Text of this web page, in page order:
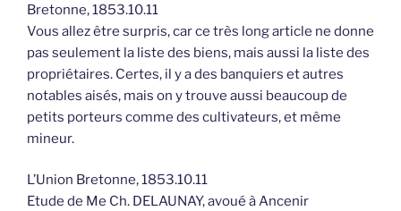
Bretonne, 1853.10.11
Vous allez être surpris, car ce très long article ne donne
pas seulement la liste des biens, mais aussi la liste des
propriétaires. Certes, il y a des banquiers et autres
notables aisés, mais on y trouve aussi beaucoup de
petits porteurs comme des cultivateurs, et même
mineur.
L’Union Bretonne, 1853.10.11
Etude de Me Ch. DELAUNAY, avoué à Ancenir